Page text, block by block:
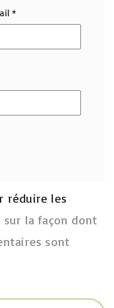
*
réduire les
sur la façon dont
sont